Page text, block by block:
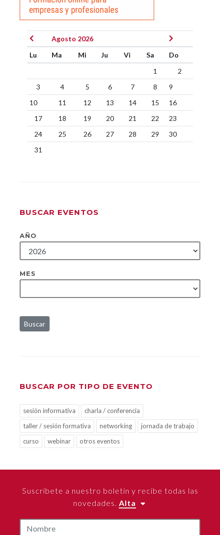
Agosto 2026
Lu
Ma Mi Ju Vi Sa
Do
1
2
3
4 5 6 7 8
9
10
11 12 13 14 15
16
17
18 19 20 21 22
23
24
25 26 27 28 29
30
31
BUSCAR EVENTOS
AÑO
MES
Buscar
BUSCAR POR TIPO DE EVENTO
sesión informativa
charla / conferencia
taller / sesión formativa
networking
jornada de trabajo
curso
webinar otros eventos
Suscríbete a nuestro boletín y recibe todas las
novedades. Alta